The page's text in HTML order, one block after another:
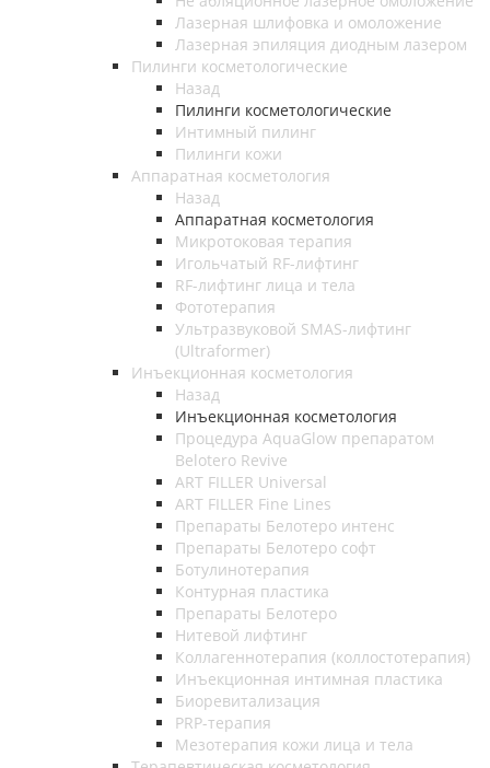
Лазерная шлифовка и омоложение
Лазерная эпиляция диодным лазером
Пилинги косметологические
Назад
Пилинги косметологические
Интимный пилинг
Пилинги кожи
Аппаратная косметология
Назад
Аппаратная косметология
Микротоковая терапия
Игольчатый RF-лифтинг
RF-лифтинг лица и тела
Фототерапия
Ультразвуковой SMAS-лифтинг
(Ultraformer)
Инъекционная косметология
Назад
Инъекционная косметология
Процедура AquaGlow препаратом
Belotero Revive
ART FILLER Universal
ART FILLER Fine Lines
Препараты Белотеро интенс
Препараты Белотеро софт
Ботулинотерапия
Контурная пластика
Препараты Белотеро
Нитевой лифтинг
Коллагеннотерапия (коллостотерапия)
Инъекционная интимная пластика
Биоревитализация
PRP-терапия
Мезотерапия кожи лица и тела